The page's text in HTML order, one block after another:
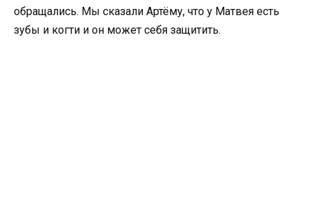
обращались. Мы сказали Артёму, что у Матвея есть
зубы и когти и он может себя защитить.